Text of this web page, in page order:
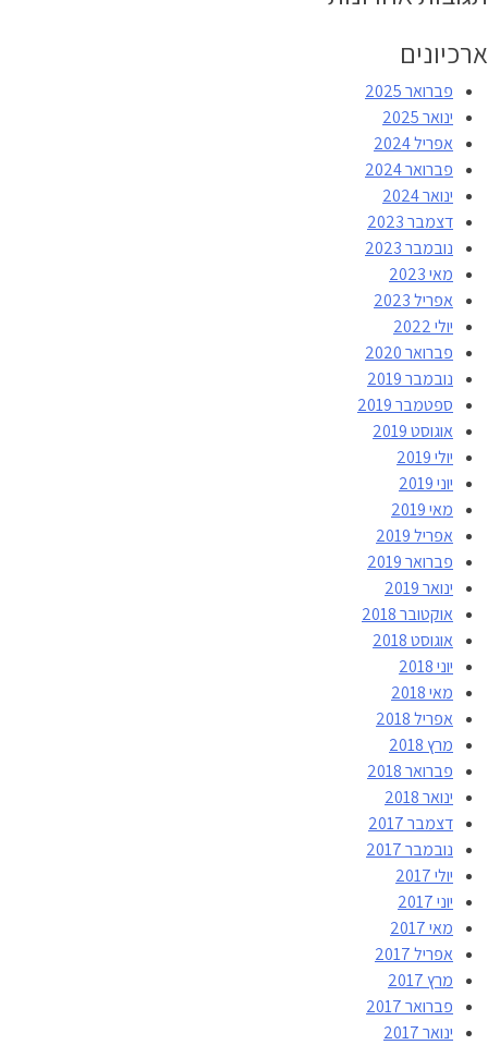
ארכיונים
פברואר 2025
ינואר 2025
אפריל 2024
פברואר 2024
ינואר 2024
דצמבר 2023
נובמבר 2023
מאי 2023
אפריל 2023
יולי 2022
פברואר 2020
נובמבר 2019
ספטמבר 2019
אוגוסט 2019
יולי 2019
יוני 2019
מאי 2019
אפריל 2019
פברואר 2019
ינואר 2019
אוקטובר 2018
אוגוסט 2018
יוני 2018
מאי 2018
אפריל 2018
מרץ 2018
פברואר 2018
ינואר 2018
דצמבר 2017
נובמבר 2017
יולי 2017
יוני 2017
מאי 2017
אפריל 2017
מרץ 2017
פברואר 2017
ינואר 2017